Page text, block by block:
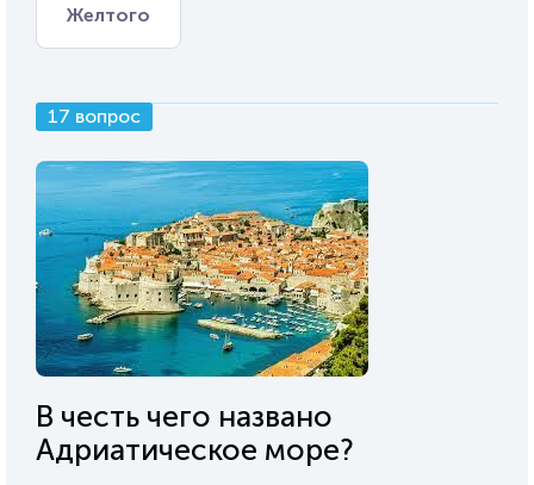
Желтого
17 вопрос
В честь чего названо
Адриатическое море?